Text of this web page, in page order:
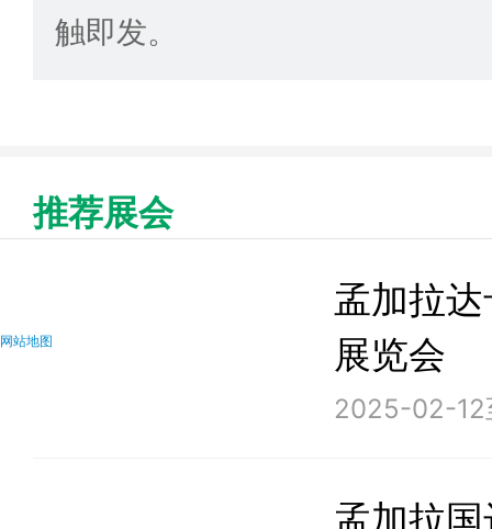
触即发。
推荐展会
孟加拉
展览会
2025-02-
孟加拉
网站地图